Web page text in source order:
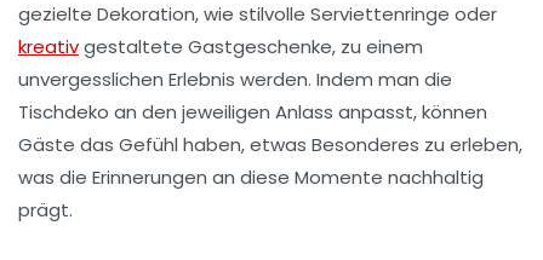
gezielte Dekoration, wie stilvolle Serviettenringe oder
kreativgestaltete Gastgeschenke, zu einem
unvergesslichen Erlebnis werden. Indem man die
Tischdeko an den jeweiligen Anlass anpasst, können
Gäste das Gefühl haben, etwas Besonderes zu erleben,
was die Erinnerungen an diese Momente nachhaltig
prägt.